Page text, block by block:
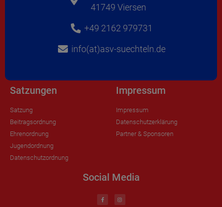
41749 Viersen
+49 2162 979731
info(at)asv-suechteln.de
Satzungen
Satzung
Beitragsordnung
Ehrenordnung
Jugendordnung
Datenschutzordnung
Impressum
Impressum
Datenschutzerklärung
Partner & Sponsoren
Social Media